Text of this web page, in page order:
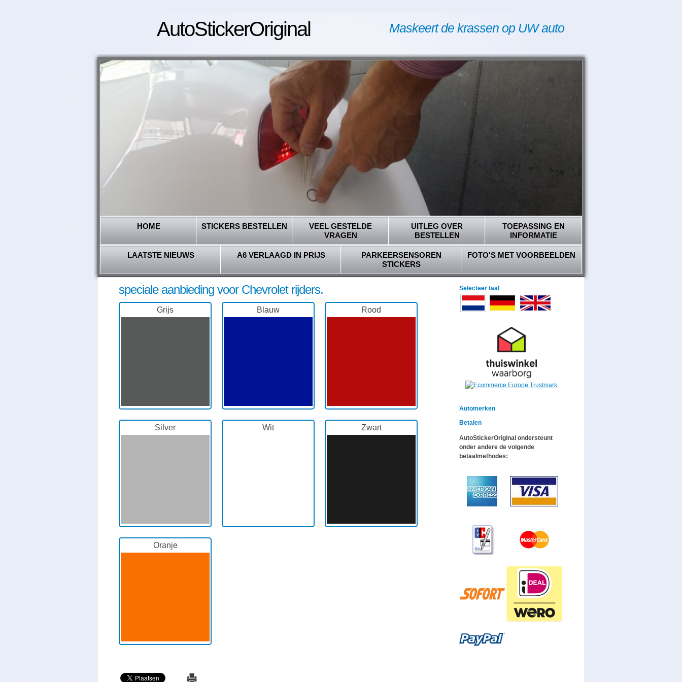
AutoStickerOriginal Maskeert de krassen op UW auto
HOME STICKERS BESTELLEN
VEEL GESTELDE
VRAGEN
UITLEG OVER
BESTELLEN
TOEPASSING EN
INFORMATIE
LAATSTE NIEUWS A6 VERLAAGD IN PRIJS
PARKEERSENSOREN
STICKERS
FOTO'S MET VOORBEELDEN
speciale aanbieding voor Chevrolet rijders.
Grijs Blauw Rood
Silver Wit Zwart
Oranje
Selecteer taal
Automerken
Betalen
AutoStickerOriginal ondersteunt
onder andere de volgende
betaalmethodes: